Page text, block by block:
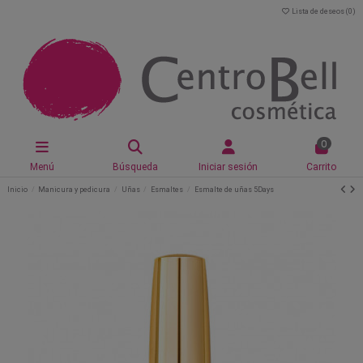
Lista de deseos (0 )
Menú Búsqueda Iniciar sesión
0
Carrito
Inicio Manicura y pedicura Uñas Esmaltes Esmalte de uñas 5Days